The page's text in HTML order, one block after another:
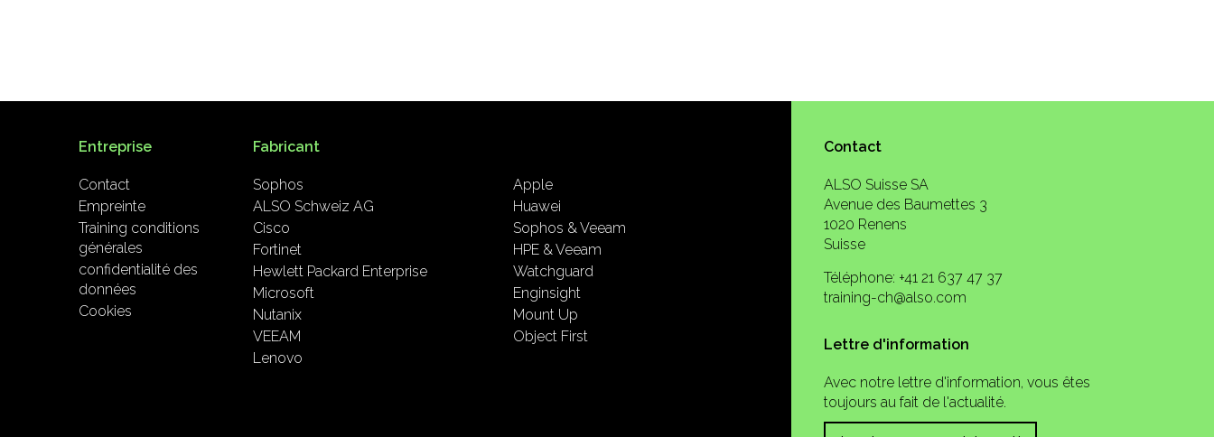
Contact
ALSO Suisse SA
Avenue des Baumettes 3
1020 Renens
Suisse
Téléphone: +41 21 637 47 37
training-ch@also.com
Lettre d'information
Avec notre lettre d'information, vous êtes
toujours au fait de l'actualité.
Entreprise
Contact
Empreinte
Training conditions
générales
confidentialité des
données
Cookies
Fabricant
Sophos
ALSO Schweiz AG
Cisco
Fortinet
Hewlett Packard Enterprise
Microsoft
Nutanix
VEEAM
Lenovo
Apple
Huawei
Sophos & Veeam
HPE & Veeam
Watchguard
Enginsight
Mount Up
Object First